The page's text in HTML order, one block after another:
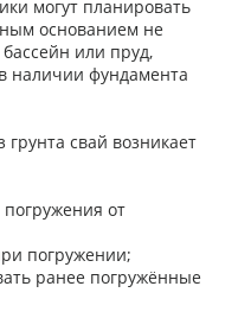
могут планировать
основанием не
или пруд,
наличии фундамента
свай возникает
от
погружении;
ранее погружённые